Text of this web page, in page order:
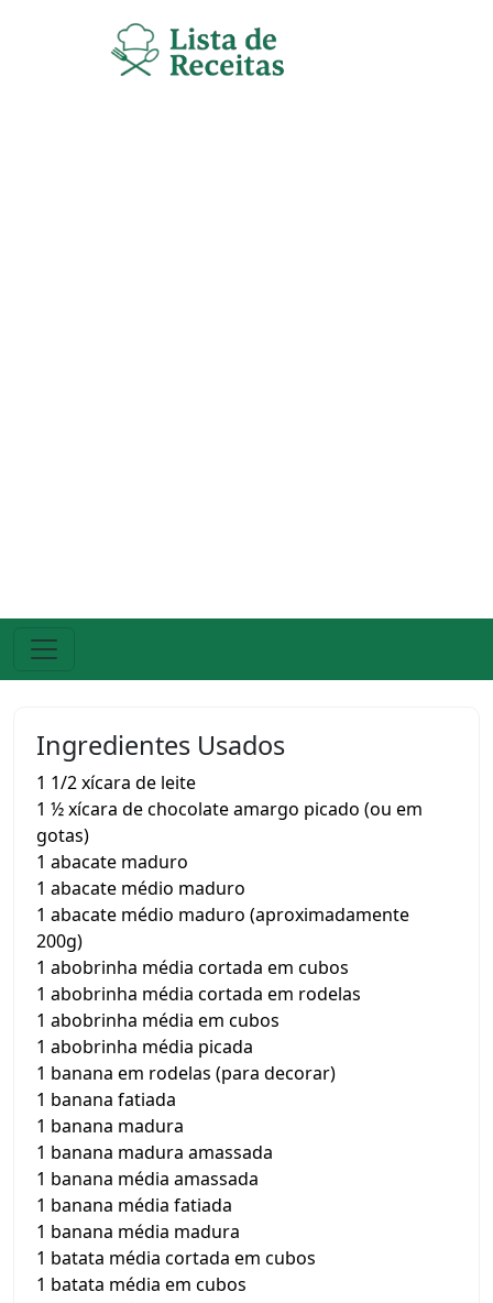
Ingredientes Usados
1 1/2 xícara de leite
1 ½ xícara de chocolate amargo picado (ou em
gotas)
1 abacate maduro
1 abacate médio maduro
1 abacate médio maduro (aproximadamente
200g)
1 abobrinha média cortada em cubos
1 abobrinha média cortada em rodelas
1 abobrinha média em cubos
1 abobrinha média picada
1 banana em rodelas (para decorar)
1 banana fatiada
1 banana madura
1 banana madura amassada
1 banana média amassada
1 banana média fatiada
1 banana média madura
1 batata média cortada em cubos
1 batata média em cubos